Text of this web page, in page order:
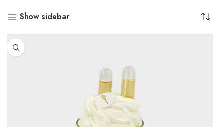
Show sidebar